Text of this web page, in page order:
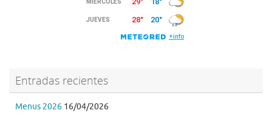
Entradas recientes
Menus 2026 16/04/2026